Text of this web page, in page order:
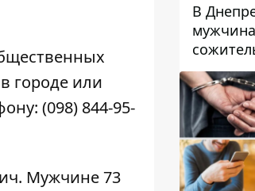
городе или
(098) 844-95-
. Мужчине 73
В
скрыть
детали